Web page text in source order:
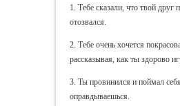
1. Тебе сказали, что твой друг
отозвался.
2. Тебе очень хочется
рассказывая, как ты здорово
3. Ты провинился и поймал
оправдываешься.